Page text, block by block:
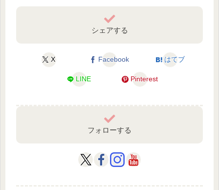
シェアする
X Facebook はてブ
LINE Pinterest
フォローする